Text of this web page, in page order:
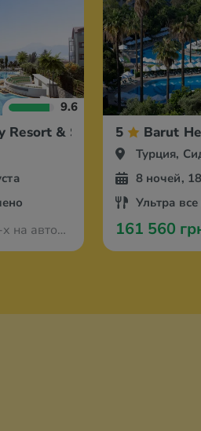
9.6
& Spa
из Одессы
5 Barut
Турция,
8 ночей,
Ультра
161 560